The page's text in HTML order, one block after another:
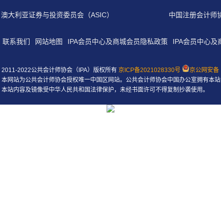
澳大利亚证券与投资委员会（ASIC） 中国注册会计师
联系我们 网站地图 IPA会员中心及商城会员隐私政策 IPA会员中心及
2011-2022公共会计师协会（IPA）版权所有 京ICP备2021028330号
京公网安
本网站为公共会计师协会授权唯一中国区网站。公共会计师协会中国办公室拥有本
本站内容及镜像受中华人民共和国法律保护，未经书面许可不得复制抄袭使用。